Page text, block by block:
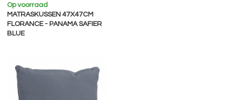
Op voorraad
MATRASKUSSEN 47X47CM
FLORANCE - PANAMA SAFIER
BLUE